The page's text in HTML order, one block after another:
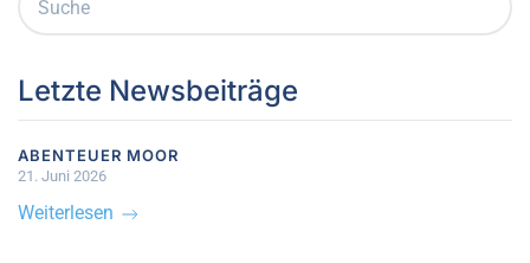
Letzte Newsbeiträge
ABENTEUER MOOR
21. Juni 2026
Weiterlesen